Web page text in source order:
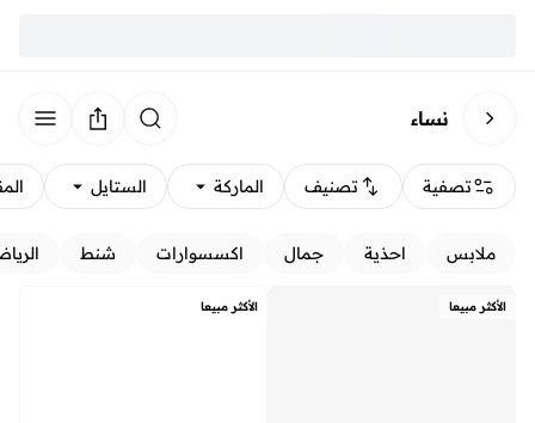
نساء
تصفية تصنيف الماركة الستايل
ملابس احذية جمال اكسسوارات شنط
الأكثر مبيعا الأكثر مبيعا